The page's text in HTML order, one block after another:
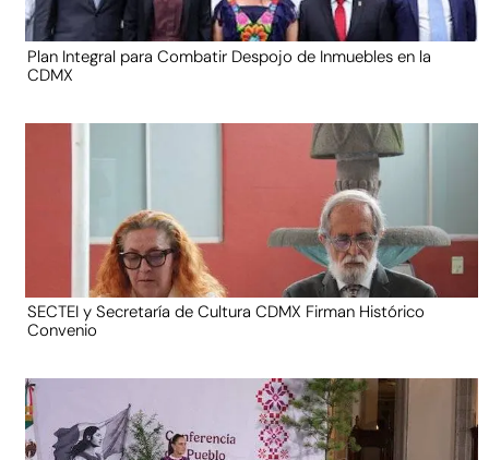
Plan Integral para Combatir Despojo de Inmuebles en la
CDMX
SECTEI y Secretaría de Cultura CDMX Firman Histórico
Convenio